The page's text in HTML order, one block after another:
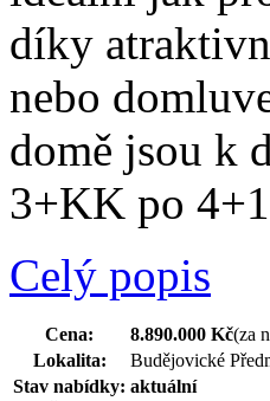
díky
nebo
domě jsou k
3+KK po
Celý popis
Cena: 8.890.000 Kč(za
Lokalita:
Budějovické
Stav nabídky: aktuální